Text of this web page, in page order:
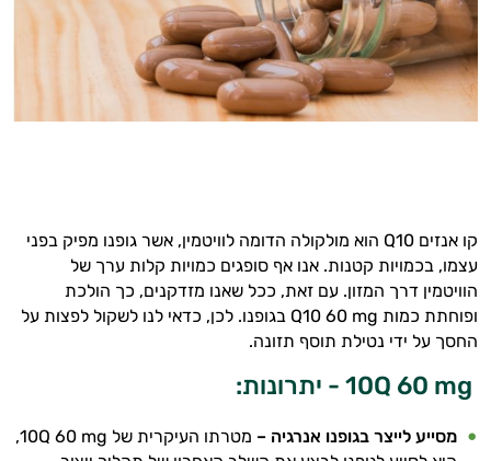
קו אנזים Q10 הוא מולקולה הדומה לוויטמין, אשר גופנו מפיק בפני
עצמו, בכמויות קטנות. אנו אף סופגים כמויות קלות ערך של
הוויטמין דרך המזון. עם זאת, ככל שאנו מזדקנים, כך הולכת
ופוחתת כמות Q10 60 mg בגופנו. לכן, כדאי לנו לשקול לפצות על
החסך על ידי נטילת תוסף תזונה.
מסייע לייצר בגופנו אנרגיה –
מטרתו העיקרית של 10Q 60 mg,
אני יועץ הבריאות האישי AI של טבע בריא.
התשובות שלי מבוססות על מאגרי מידע קליניים